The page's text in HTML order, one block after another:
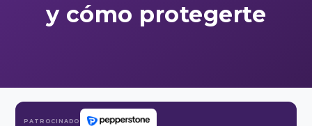
y cómo protegerte
PATROCINADO